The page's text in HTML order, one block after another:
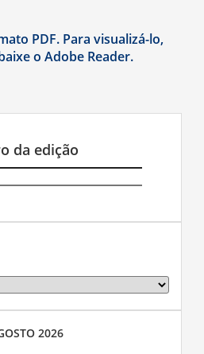
PDF. Para visualizá-lo,
o Adobe Reader.
da edição
2026